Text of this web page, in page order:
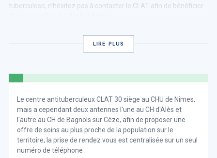
tuberculose, n’hésitez pas à contacter le CLAT afin de bénéficier
LIRE PLUS
Le centre antituberculeux CLAT 30 siège au CHU de Nîmes,
mais a cependant deux antennes l'une au CH d'Alès et
l'autre au CH de Bagnols sur Cèze, afin de proposer une
offre de soins au plus proche de la population sur le
territoire, la prise de rendez vous est centralisée sur un seul
numéro de téléphone :